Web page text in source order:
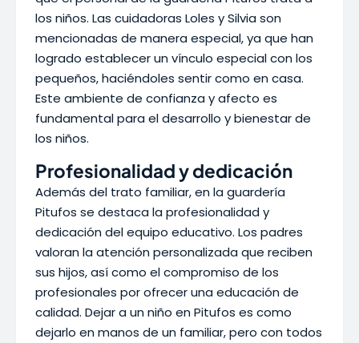
los niños. Las cuidadoras Loles y Silvia son
mencionadas de manera especial, ya que han
logrado establecer un vínculo especial con los
pequeños, haciéndoles sentir como en casa.
Este ambiente de confianza y afecto es
fundamental para el desarrollo y bienestar de
los niños.
Profesionalidad y dedicación
Además del trato familiar, en la guardería
Pitufos se destaca la profesionalidad y
dedicación del equipo educativo. Los padres
valoran la atención personalizada que reciben
sus hijos, así como el compromiso de los
profesionales por ofrecer una educación de
calidad. Dejar a un niño en Pitufos es como
dejarlo en manos de un familiar, pero con todos